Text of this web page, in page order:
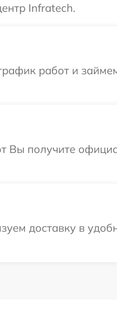
Infratech.
работ и
Вы получите
доставку в